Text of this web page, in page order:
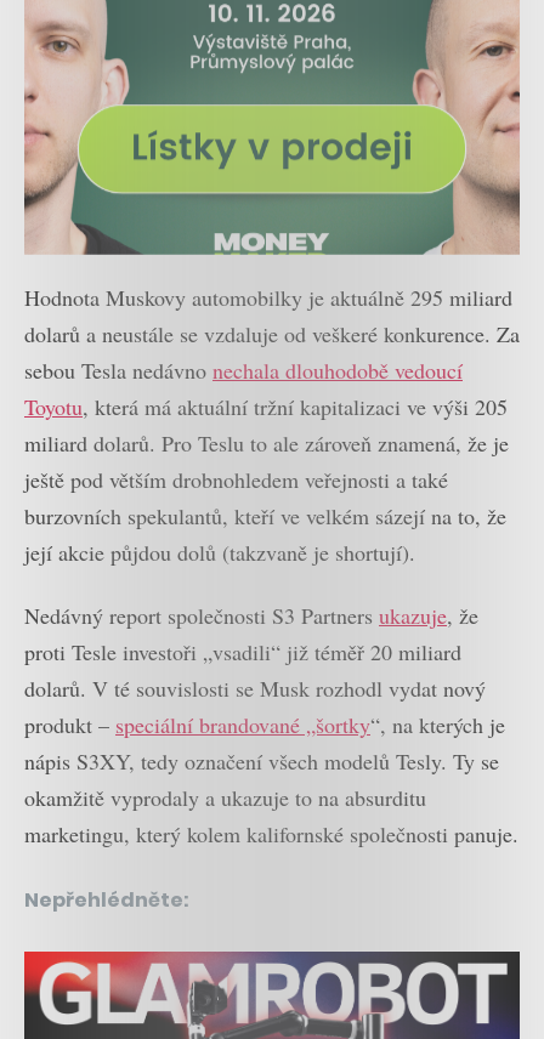
Hodnota Muskovy automobilky je aktuálně 295 miliard
dolarů a neustále se vzdaluje od veškeré konkurence. Za
sebou Tesla nedávno nechala dlouhodobě vedoucí
Toyotu, která má aktuální tržní kapitalizaci ve výši 205
miliard dolarů. Pro Teslu to ale zároveň znamená, že je
ještě pod větším drobnohledem veřejnosti a také
burzovních spekulantů, kteří ve velkém sázejí na to, že
její akcie půjdou dolů (takzvaně je shortují).
Nedávný report společnosti S3 Partners ukazuje, že
proti Tesle investoři „vsadili“ již téměř 20 miliard
dolarů. V té souvislosti se Musk rozhodl vydat nový
produkt – speciální brandované „šortky“, na kterých je
nápis S3XY, tedy označení všech modelů Tesly. Ty se
okamžitě vyprodaly a ukazuje to na absurditu
marketingu, který kolem kalifornské společnosti panuje.
Nepřehlédněte: